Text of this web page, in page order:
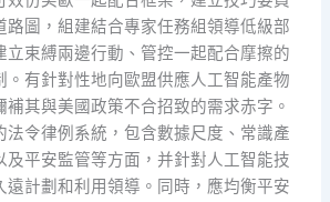
路圖，組建結合專家任務組領導低級部
立束縛兩邊行動、管控一起配合摩擦的
。有針對性地向歐盟供應人工智能產物
其與美國政策不合招致的需求赤字。
法令律例系統，包含數據尺度、常識產
及平安監管等方面，并針對人工智能技
遠計劃和利用領導。同時，應均衡平安